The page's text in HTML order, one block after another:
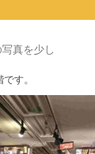
真を少し
す。